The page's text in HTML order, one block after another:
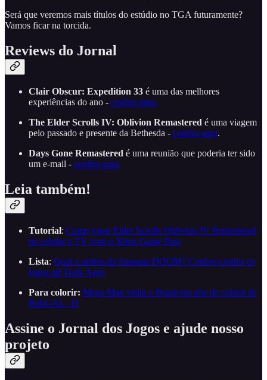
Será que veremos mais títulos do estúdio no TGA futuramente?
Vamos ficar na torcida.
Reviews do Jornal
Clair Obscur: Expedition 33 é uma das melhores
experiências do ano - confira aqui.
The Elder Scrolls IV: Oblivion Remastered é uma viagem
pelo passado e presente da Bethesda - confira aqui.
Days Gone Remastered é uma reunião que poderia ter sido
um e-mail - confira aqui.
Leia também!
Tutorial: Como jogar Elder Scrolls Oblivion IV Remastered
no celular e TV com o Xbox Game Pass
Lista: Qual a ordem da franquia DOOM? Conheça todos os
jogos até Dark Ages
Para colorir: Mega Man visita o Brasil em arte de colorir de
RobGAL : D
Assine o Jornal dos Jogos e ajude nosso
projeto